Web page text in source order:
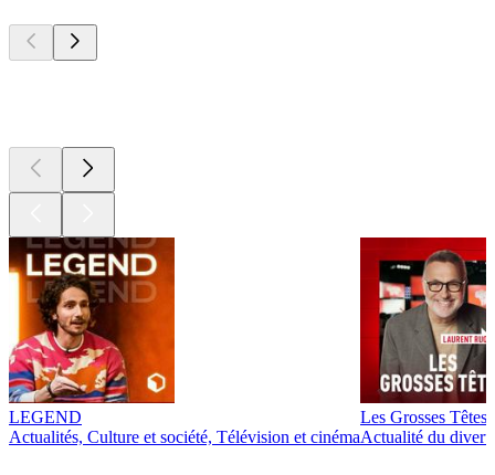
LEGEND
Actualités, Culture et société, Télévision et cinéma
Les Grosses Têtes
Actualité du